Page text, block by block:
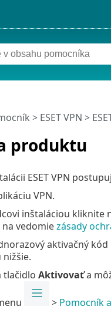
produktu
> ESET VPN >
ESET VPN
VPN.
inštaláciou kliknite
vedomiezásady
aktivačný
nižšie.
tlačidlo Aktivovaťa
> Pomocník